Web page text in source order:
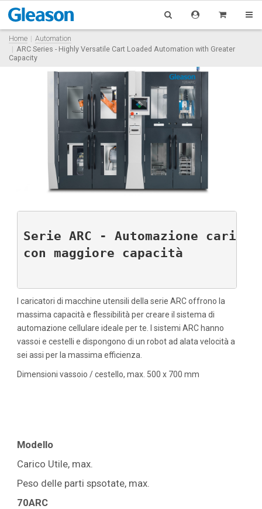
Home
Automation
ARC Series - Highly Versatile Cart Loaded Automation with Greater
Capacity
Serie ARC - Automazione
con maggiore capacità
I caricatori di macchine utensili della serie ARC offrono la
massima capacità e flessibilità per creare il sistema di
automazione cellulare ideale per te. I sistemi ARC hanno
vassoi e cestelli e dispongono di un robot ad alata velocità a
sei assi per la massima efficienza.
Dimensioni vassoio / cestello, max. 500 x 700 mm
Modello
Carico Utile, max.
Peso delle parti spsotate, max.
70ARC